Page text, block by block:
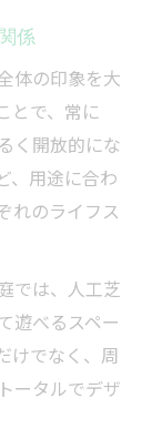
り
い空間演
ンポイン
な使い心
をつくる
係
体の印象を大
とで、常に
く開放的にな
、用途に合わ
れのライフス
では、人工芝
遊べるスペー
けでなく、周
ータルでデザ